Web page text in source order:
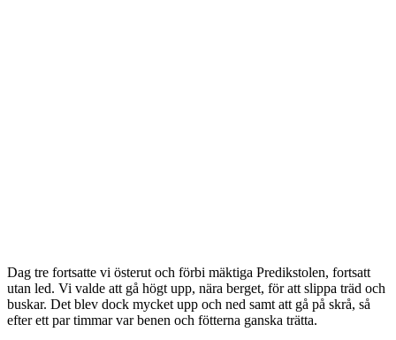
Dag tre fortsatte vi österut och förbi mäktiga Predikstolen, fortsatt
utan led. Vi valde att gå högt upp, nära berget, för att slippa träd och
buskar. Det blev dock mycket upp och ned samt att gå på skrå, så
efter ett par timmar var benen och fötterna ganska trätta.